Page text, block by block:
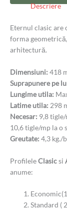
Descriere
Eternul clasic are
forma
arhitectură.
Dimensiuni: 418
Suprapunere pe
Lungime utila:
Latime utila: 298
Necesar: 9,8
10,6 tigle/mp la o
Greutate: 4,3 kg./
ProfileleClasicsi
anume:
Standard (